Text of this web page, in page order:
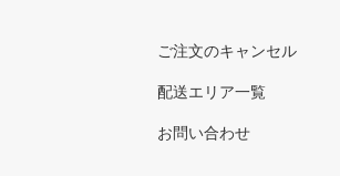
ご注文のキャンセル
配送エリア一覧
お問い合わせ